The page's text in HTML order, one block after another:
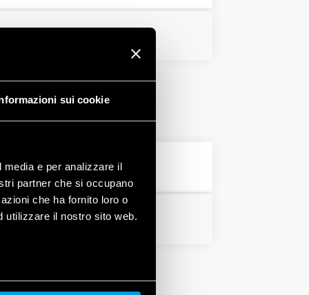
sui cookie
e per analizzare il
partner che si occupano
che ha fornito loro o
utilizzare il nostro sito web.
PDF
PDF